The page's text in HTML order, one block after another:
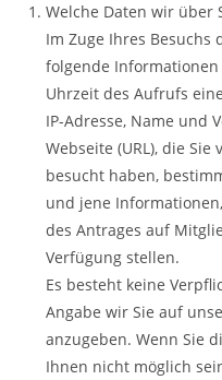
Welche Daten wir über
Im Zuge Ihres
folgende
Uhrzeit des Aufrufs
IP-Adresse, Name und
Webseite (URL), die
besucht haben,
und jene
des Antrages auf
Verfügung stellen.
Es besteht keine
Angabe wir Sie auf
anzugeben. Wenn Sie
Ihnen nicht möglich